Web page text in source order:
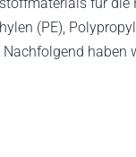
(PE),